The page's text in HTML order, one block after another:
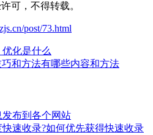
可，不得转载。
post/73.html
优化是什么
巧和方法有哪些内容和方法
布到各个网站
速收录?如何优先获得快速收录